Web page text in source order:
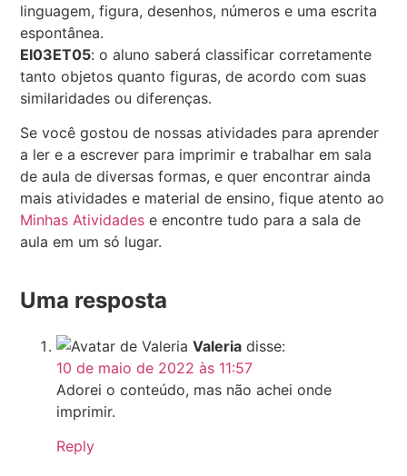
linguagem, figura, desenhos, números e uma escrita
espontânea.
EI03ET05: o aluno saberá classificar corretamente
tanto objetos quanto figuras, de acordo com suas
similaridades ou diferenças.
Se você gostou de nossas atividades para aprender
a ler e a escrever para imprimir e trabalhar em sala
de aula de diversas formas, e quer encontrar ainda
mais atividades e material de ensino, fique atento ao
Minhas Atividades e encontre tudo para a sala de
aula em um só lugar.
Uma resposta
Valeria disse:
10 de maio de 2022 às 11:57
Adorei o conteúdo, mas não achei onde
imprimir.
Reply